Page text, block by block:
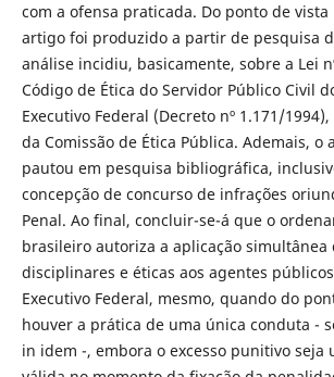
com a ofensa praticada. Do ponto de
artigo foi produzido a partir de pesquisa
análise incidiu, basicamente, sobre a Lei
Código de Ética do Servidor Público Civil
Executivo Federal (Decreto nº 1.171/
da Comissão de Ética Pública. Ademais, o
pautou em pesquisa bibliográfica,
concepção de concurso de infrações
Penal. Ao final, concluir-se-á que o
brasileiro autoriza a aplicação simultânea
disciplinares e éticas aos agentes
Executivo Federal, mesmo, quando do
houver a prática de uma única conduta -
in idem -, embora o excesso punitivo seja